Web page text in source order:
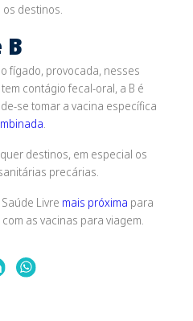
destinos.
fígado, provocada, nesses
contágio fecal-oral, a B é
se tomar a vacina específica
.
destinos, em especial os
precárias.
Livre mais próxima para
as vacinas para viagem.